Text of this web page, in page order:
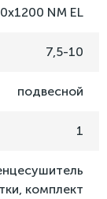
NM EL
7,5-10
подвесной
1
комплект